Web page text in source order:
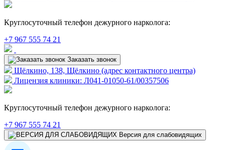
Круглосуточный телефон дежурного нарколога:
+7 967 555 74 21
Заказать звонок
Щёлкино, 138, Щёлкино (адрес контактного центра)
Лицензия клиники: Л041-01050-61/00357506
Круглосуточный телефон дежурного нарколога:
+7 967 555 74 21
Версия для слабовидящих